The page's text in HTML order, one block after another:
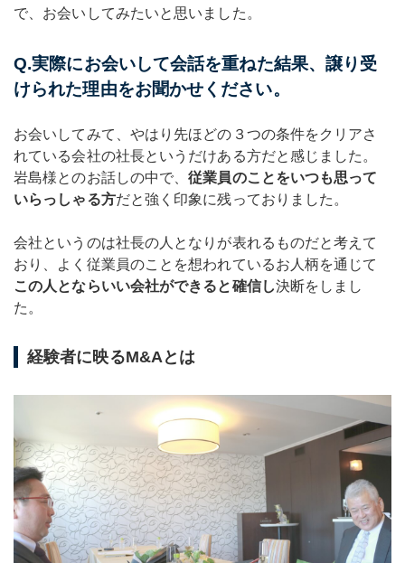
で、お会いしてみたいと思いました。
Q.実際にお会いして会話を重ねた結果、譲り受
けられた理由をお聞かせください。
お会いしてみて、やはり先ほどの３つの条件をクリアさ
れている会社の社長というだけある方だと感じました。
岩島様とのお話しの中で、従業員のことをいつも思って
いらっしゃる方だと強く印象に残っておりました。
会社というのは社長の人となりが表れるものだと考えて
おり、よく従業員のことを想われているお人柄を通じて
この人とならいい会社ができると確信し決断をしまし
た。
経験者に映るM&Aとは